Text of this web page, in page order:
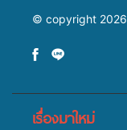
© copyright 2026
เรื่องมาใหม่